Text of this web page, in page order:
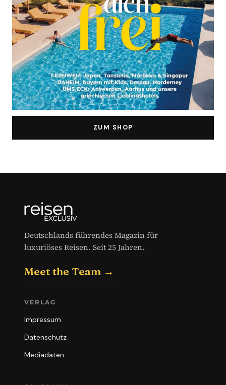
ZUM SHOP
Deutschlands führendes Magazin für
luxuriöses Reisen. Seit 25 Jahren.
Meet the Team →
VERLAG
Impressum
Datenschutz
Mediadaten